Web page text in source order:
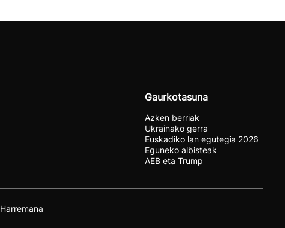
Gaurkotasuna
Azken berriak
Ukrainako gerra
Euskadiko lan egutegia 2026
Eguneko albisteak
AEB eta Trump
Harremana